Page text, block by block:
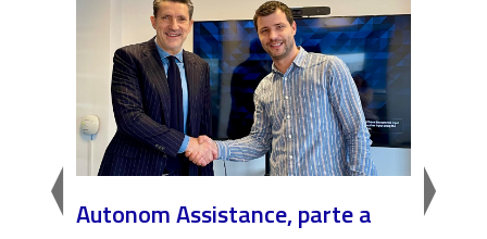
Autonom Assistance, parte a